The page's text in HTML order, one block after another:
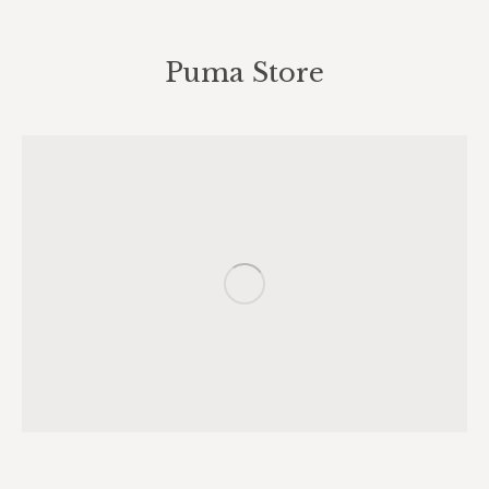
Puma Store